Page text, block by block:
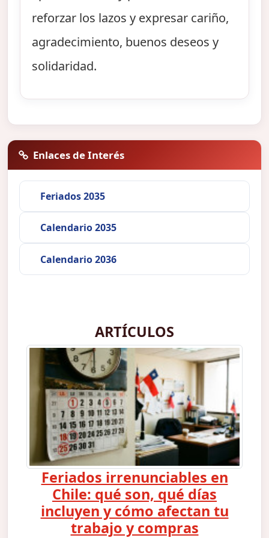
reforzar los lazos y expresar cariño,
agradecimiento, buenos deseos y
solidaridad.
Enlaces de Interés
Feriados 2035
Calendario 2035
Calendario 2036
ARTÍCULOS
Feriados irrenunciables en
Chile: qué son, qué días
incluyen y cómo afectan tu
trabajo y compras